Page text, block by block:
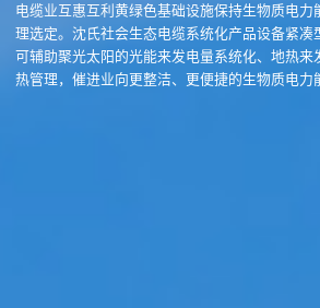
电缆业互惠互利黄绿色基础设施保持生物质电力
理选定。沈氏社会生态电缆系统化产品设备紧凑
可辅助聚光太阳的光能来发电量系统化、地热来
热管理，催进业向更整洁、更便捷的生物质电力